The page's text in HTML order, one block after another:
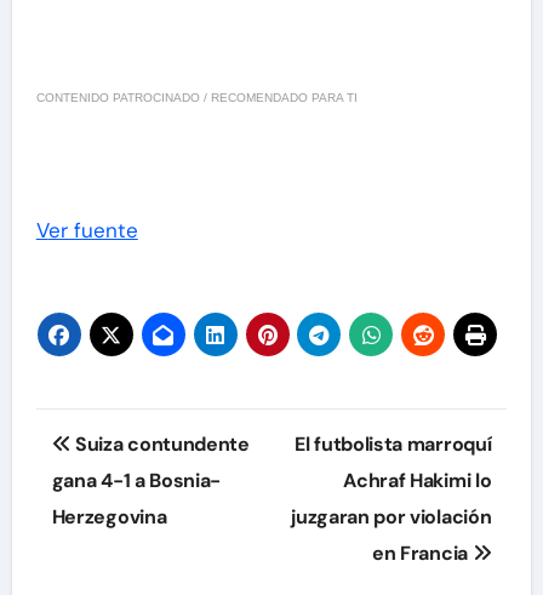
CONTENIDO PATROCINADO / RECOMENDADO PARA TI
Ver fuente
Navegación
de
entradas
Suiza contundente
gana 4-1 a Bosnia-
Herzegovina
El futbolista marroquí
Achraf Hakimi lo
juzgaran por violación
en Francia